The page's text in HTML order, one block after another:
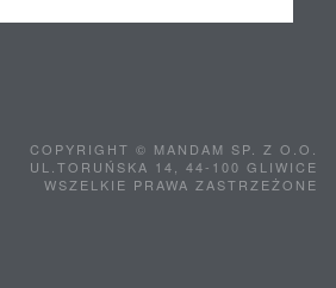
COPYRIGHT © MANDAM SP. Z O.O.
UL.TORUŃSKA 14, 44-100 GLIWICE
WSZELKIE PRAWA ZASTRZEŻONE